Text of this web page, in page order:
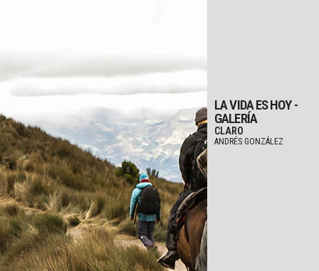
LA VIDA ES HOY -
GALERÍA
CLARO
ANDRÉS GONZÁLEZ